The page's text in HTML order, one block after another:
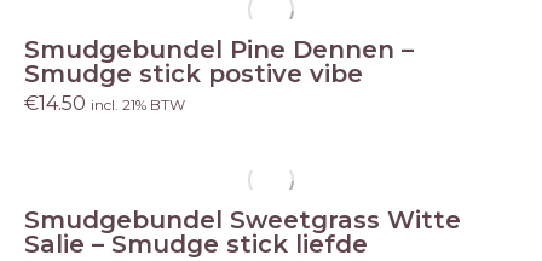
Smudgebundel Pine Dennen –
Smudge stick postive vibe
€14.50 incl. 21% BTW
Smudgebundel Sweetgrass Witte
Salie – Smudge stick liefde